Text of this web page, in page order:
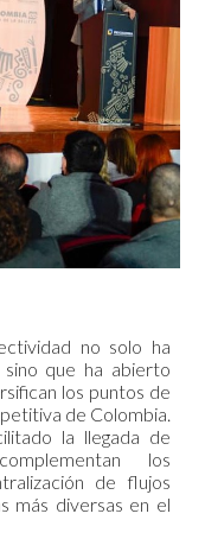
no solo ha
que ha abierto
los puntos de
de Colombia.
la llegada de
los
de flujos
más diversas en el